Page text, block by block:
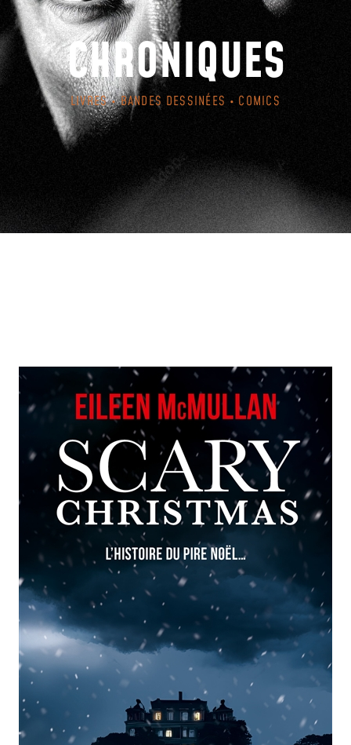
CHRONIQUES
LIVRES • BANDES DESSINÉES • COMICS